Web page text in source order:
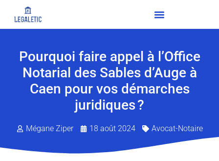
Pourquoi faire appel à l’Office
Notarial des Sables d’Auge à
Caen pour vos démarches
juridiques ?
Mégane Ziper 18 août 2024 Avocat-Notaire